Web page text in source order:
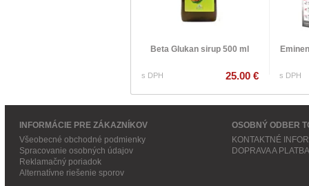
Beta Glukan sirup 500 ml
s DPH 25.00 € s DPH
INFORMÁCIE PRE ZÁKAZNÍKOV
Všeobecné obchodné podmienky
Spracovanie osobných údajov
Reklamačný poriadok
Alternatívne riešenie sporov
OSOBNÝ ODBER
KONTAKTNÉ
DOPRAVA A PLATBA